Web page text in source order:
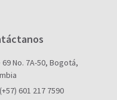
69 No. 7A-50, Bogotá,
(+57) 601 217 7590